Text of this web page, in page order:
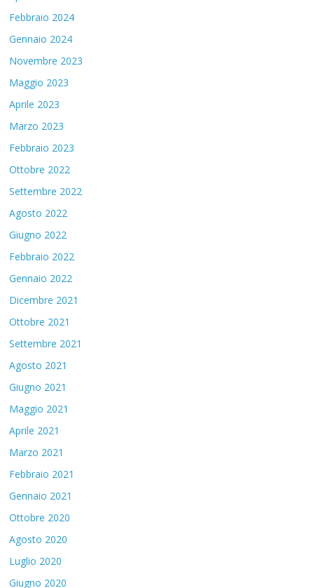
Febbraio 2024
Gennaio 2024
Novembre 2023
Maggio 2023
Aprile 2023
Marzo 2023
Febbraio 2023
Ottobre 2022
Settembre 2022
Agosto 2022
Giugno 2022
Febbraio 2022
Gennaio 2022
Dicembre 2021
Ottobre 2021
Settembre 2021
Agosto 2021
Giugno 2021
Maggio 2021
Aprile 2021
Marzo 2021
Febbraio 2021
Gennaio 2021
Ottobre 2020
Agosto 2020
Luglio 2020
Giugno 2020